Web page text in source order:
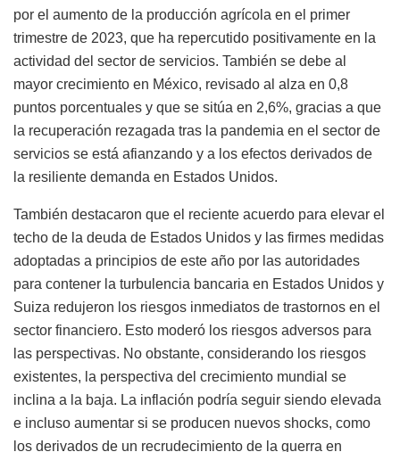
por el aumento de la producción agrícola en el primer
trimestre de 2023, que ha repercutido positivamente en la
actividad del sector de servicios. También se debe al
mayor crecimiento en México, revisado al alza en 0,8
puntos porcentuales y que se sitúa en 2,6%, gracias a que
la recuperación rezagada tras la pandemia en el sector de
servicios se está afianzando y a los efectos derivados de
la resiliente demanda en Estados Unidos.
También destacaron que e l reciente acuerdo para elevar el
techo de la deuda de Estados Unidos y las firmes medidas
adoptadas a principios de este año por las autoridades
para contener la turbulencia bancaria en Estados Unidos y
Suiza redujeron los riesgos inmediatos de trastornos en el
sector financiero. Esto moderó los riesgos adversos para
las perspectivas. No obstante, considerando los riesgos
existentes, la perspectiva del crecimiento mundial se
inclina a la baja. La inflación podría seguir siendo elevada
e incluso aumentar si se producen nuevos shocks, como
los derivados de un recrudecimiento de la guerra en